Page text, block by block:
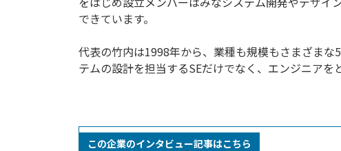
できています。
代表の竹内は1998年から、業種も規模もさまざま
テムの設計を担当するSEだけでなく、エンジニアを
この企業のインタビュー記事はこちら